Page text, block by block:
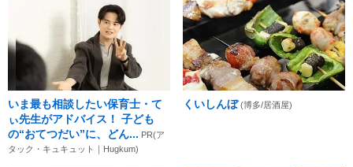
いま最も相談したい保育士・て
ぃ先生がアドバイス！ 子ども
の“おてつだい”に、どん... PR(ア
タック・キュキュット｜Hugkum)
くいしんぼ (博多/居酒屋)